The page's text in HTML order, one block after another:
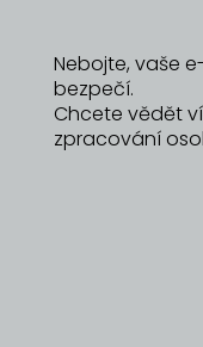
HESLO
Nebojte, vaše
bezpečí.
Chcete vědět
zpracování